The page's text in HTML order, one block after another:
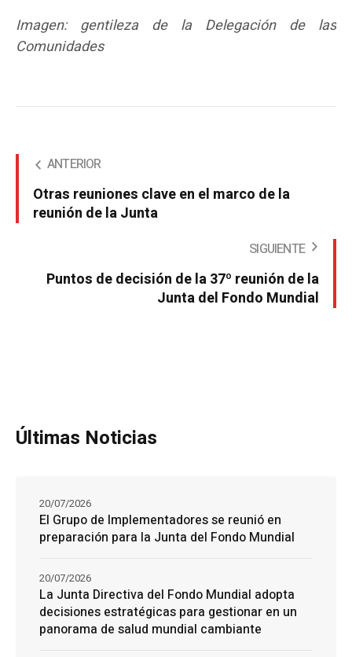
Imagen: gentileza de la Delegación de las
Comunidades
ANTERIOR
Otras reuniones clave en el marco de la
reunión de la Junta
SIGUIENTE
Puntos de decisión de la 37º reunión de la
Junta del Fondo Mundial
Últimas Noticias
El Grupo de Implementadores se reunió en
preparación para la Junta del Fondo Mundial
20/07/2026
La Junta Directiva del Fondo Mundial adopta
decisiones estratégicas para gestionar en un
panorama de salud mundial cambiante
20/07/2026